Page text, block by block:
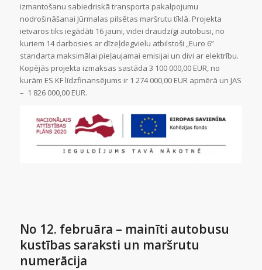
izmantošanu sabiedriskā transporta pakalpojumu
nodrošināšanai Jūrmalas pilsētas maršrutu tīklā. Projekta
ietvaros tiks iegādāti 16 jauni, videi draudzīgi autobusi, no
kuriem 14 darbosies ar dīzeļdegvielu atbilstoši „Euro 6”
standarta maksimālai pieļaujamai emisijai un divi ar elektrību.
Kopējās projekta izmaksas sastāda 3 100 000,00 EUR, no
kurām ES KF līdzfinansējums ir 1 274 000,00 EUR apmērā un JAS
– 1 826 000,00 EUR.
No 12. februāra – mainīti autobusu
kustības saraksti un maršrutu
numerācija